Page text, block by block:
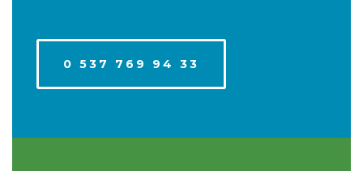
0 537 769 94 33